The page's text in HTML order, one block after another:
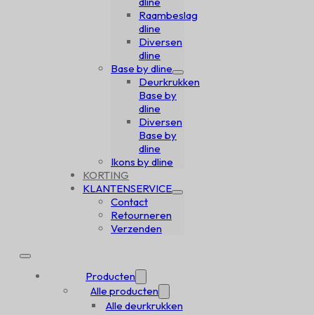
Raambeslag
dline
Diversen
dline
Base by dline
Deurkrukken
Base by
dline
Diversen
Base by
dline
Ikons by dline
KORTING
KLANTENSERVICE
Contact
Retourneren
Verzenden
Producten
Alle producten
Alle deurkrukken